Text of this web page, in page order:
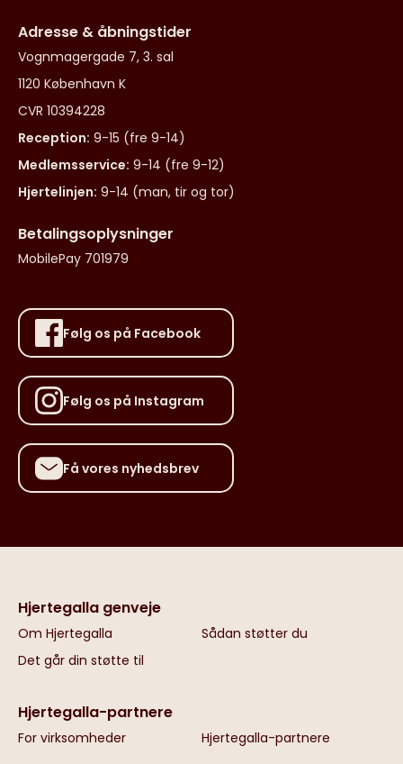
Adresse & åbningstider
Vognmagergade 7, 3. sal
1120 København K
CVR 10394228
Reception: 9-15 (fre 9-14)
Medlemsservice: 9-14 (fre 9-12)
Hjertelinjen: 9-14 (man, tir og tor)
Betalingsoplysninger
MobilePay 701979
Følg os på Facebook
Følg os på Instagram
Få vores nyhedsbrev
Hjertegalla genveje
Om Hjertegalla
Sådan støtter du
Det går din støtte til
Hjertegalla-partnere
For virksomheder Hjertegalla-partnere